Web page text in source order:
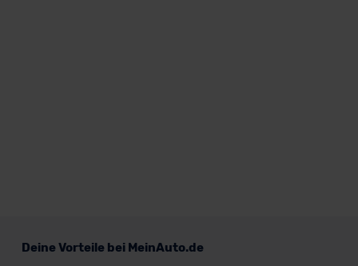
Deine Vorteile bei MeinAuto.de